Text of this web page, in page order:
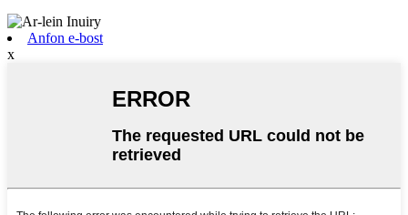
Anfon e-bost
x